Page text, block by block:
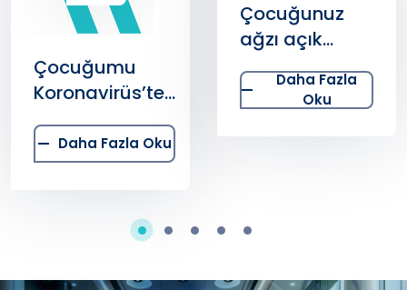
Çocuğumu
Koronavirüs’ten
Neler
Yapabilirim?
Daha Fazla Oku
Çocuğunuz
ağzı açık
uyuyorsa
dikkatDaha Fazla
Oku